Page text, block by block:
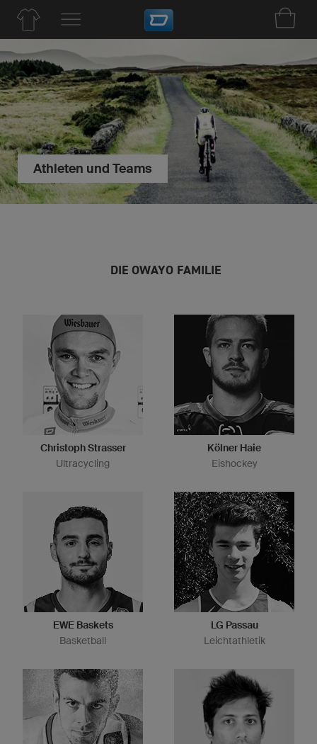
Athleten und Teams
DIE OWAYO FAMILIE
Christoph Strasser
Ultracycling
Kölner Haie
Eishockey
EWE Baskets
Basketball
LG Passau
Leichtathletik